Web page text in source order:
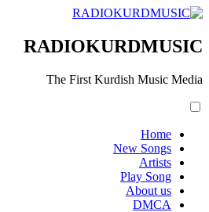
RADIOKURDMUSIC
The First Kurdish Music Media
Home
New Songs
Artists
Play Song
About us
DMCA